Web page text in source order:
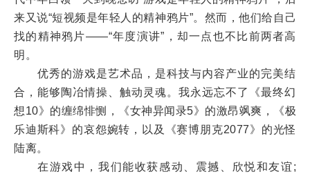
来又说“短视频是年轻人的精神鸦片”。然而，他们给自己
找的精神鸦片——“年度演讲”，却一点也不比前两者高
明。
优秀的游戏是艺术品，是科技与内容产业的完美结
合，能够陶冶情操、触动灵魂。我永远忘不了《最终幻
想10》的缠绵悱恻，《女神异闻录5》的激昂飒爽，《极
乐迪斯科》的哀怨婉转，以及《赛博朋克2077》的光怪
陆离。
在游戏中，我们能收获感动、震撼、欣悦和友谊;